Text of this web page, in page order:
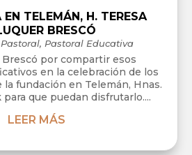
EN TELEMÁN, H. TERESA
BRESCÓ
Pastoral, Pastoral Educativa
Brescó por compartir esos
en la celebración de los
la fundación en Telemán, Hnas.
que puedan disfrutarlo....
LEER MÁS